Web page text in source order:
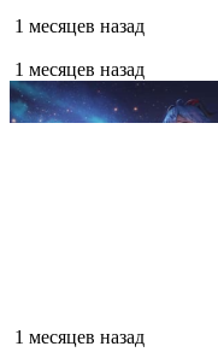
1 месяцев назад
1 месяцев назад
1 месяцев назад